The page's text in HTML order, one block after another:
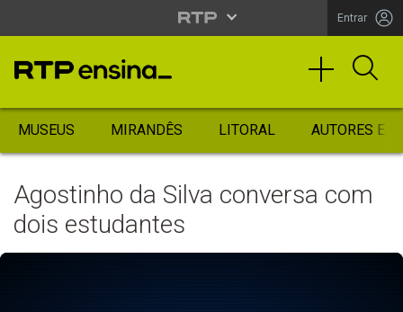
Entrar
MUSEUS MIRANDÊS LITORAL AUTORES
Agostinho da Silva conversa com
dois estudantes